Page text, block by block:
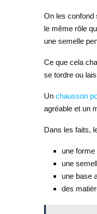
On les confond
le même rôle
une semelle
Ce que cela
se tordre ou
Un chausson
agréable et un
Dans les faits,
une
une
une base
des